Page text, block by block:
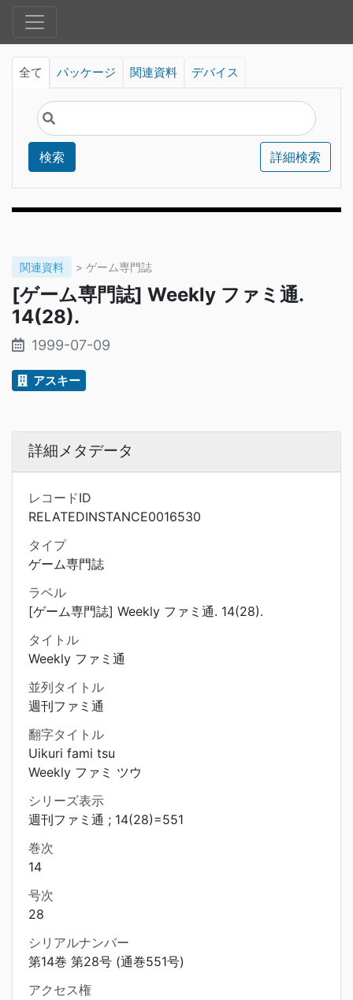
全て パッケージ 関連資料 デバイス
検索 詳細検索
関連資料 > ゲーム専門誌
[ゲーム専門誌] Weekly ファミ通.
14(28).
1999-07-09
アスキー
詳細メタデータ
レコードID
RELATEDINSTANCE0016530
タイプ
ゲーム専門誌
ラベル
[ゲーム専門誌] Weekly ファミ通. 14(28).
タイトル
Weekly ファミ通
並列タイトル
週刊ファミ通
翻字タイトル
Uikuri fami tsu
Weekly ファミ ツウ
シリーズ表示
週刊ファミ通 ; 14(28)=551
巻次
14
号次
28
シリアルナンバー
第14巻 第28号 (通巻551号)
アクセス権